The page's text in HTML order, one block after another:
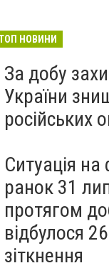
НОВИНИ
За добу
України
російських
Ситуація на
ранок 31
протягом
відбулося
зіткнення